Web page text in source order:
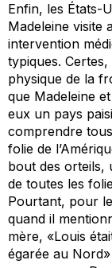
Enfin, les États-
Madeleine visite
intervention
typiques.
physique de la
que Madeleine
eux un pays
comprendre
folie de
bout des orteils,
de toutes les
Pourtant, pour
quand il
mère, «Louis
égarée au